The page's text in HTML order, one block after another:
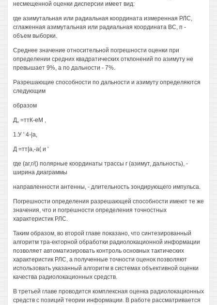
несмещенной оценки дисперсии имеет вид:
где азимутальная или радиальная координата измеренная РЛС,
сглаженная азимутальная или радиальная координата ВС, п -
объем выборки.
Среднее значение относительной погрешности оценки при
определении средних квадратических отклонений по азимуту не
превышает 9%, а по дальности - 7%.
Разрешающие способности по дальности и азимуту определяются
следующим
образом
Д„ =ттК-еМ ,
1.У ' 4-|а,
Д =тт|а,-а( и '
где (аг,г/() полярные координаты трассы г (азимут, дальность), -
ширина диаграммы
направленности антенны, - длительность зондирующего импульса.
Погрешности определения разрешающей способности имеют те же
значения, что и погрешности определения точностных
характеристик РЛС.
Таким образом, во второй главе показано, что синтезированный
алгоритм тра-екторной обработки радиолокационной информации
позволяет автоматизировать контроль основных тактических
характеристик РЛС, а полученные точности оценок позволяют
использовать указанный алгоритм в системах объективной оценки
качества радиолокационных средств.
В третьей главе проводится комплексная оценка радиолокационных
средств с позиций теории информации. В работе рассматривается